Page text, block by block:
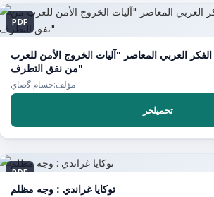
PDF
الفكر العربي المعاصر "آليات الخروج الأمن للعرب
من نفق التطرف"
مؤلف:حسام ﮔصاي
تحميلحر
PDF
توكايا غراندي : وجه مظلم